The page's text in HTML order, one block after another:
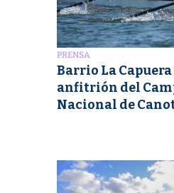
PRENSA
Barrio La Capuera
anfitrión del
Nacional de